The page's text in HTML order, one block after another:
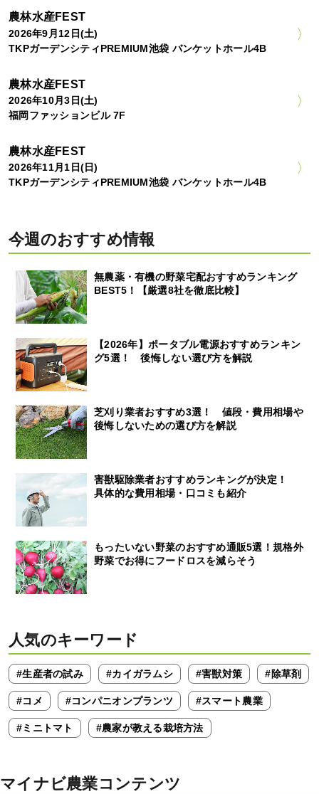
農林水産FEST
2026年9月12日(土)
TKPガーデンシティPREMIUM池袋 バンケットホール4B
農林水産FEST
2026年10月3日(土)
福岡ファッションビル 7F
農林水産FEST
2026年11月1日(日)
TKPガーデンシティPREMIUM池袋 バンケットホール4B
今週のおすすめ情報
無農薬・有機の野菜宅配おすすめランキング
BEST5！【厳選8社を徹底比較】
【2026年】ポータブル電源おすすめランキン
グ5選！ 後悔しない選び方を解説
芝刈り業者おすすめ3選！ 値段・費用相場や
後悔しないための選び方を解説
害獣駆除業者おすすめランキングが決定！
具体的な費用相場・口コミも紹介
もったいない野菜のおすすめ通販5選！規格外
野菜でお得にフードロスを減らそう
人気のキーワード
#生産者の試み #カイガラムシ #害獣対策 #除草剤
#コメ #コンパニオンプランツ #スマート農業
#ミニトマト #農家が教える栽培方法
マイナビ農業コンテンツ